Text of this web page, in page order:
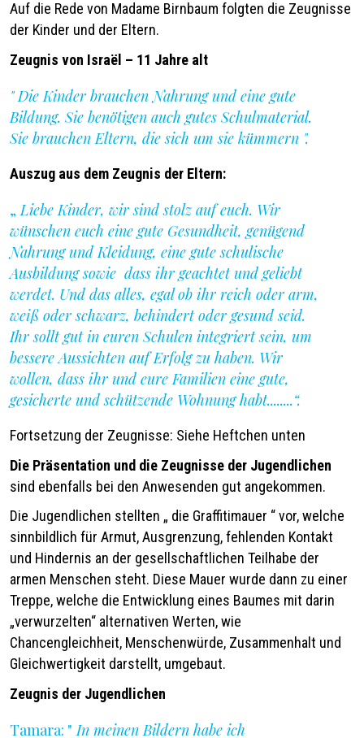
Auf die Rede von Madame Birnbaum folgten die Zeugnisse
der Kinder und der Eltern.
Zeugnis von Israël – 11 Jahre alt
" Die Kinder brauchen Nahrung und eine gute
Bildung. Sie benötigen auch gutes Schulmaterial.
Sie brauchen Eltern, die sich um sie kümmern ".
Auszug aus dem Zeugnis der Eltern:
„ Liebe Kinder, wir sind stolz auf euch. Wir
wünschen euch eine gute Gesundheit, genügend
Nahrung und Kleidung, eine gute schulische
Ausbildung sowie dass ihr geachtet und geliebt
werdet. Und das alles, egal ob ihr reich oder arm,
weiß oder schwarz, behindert oder gesund seid.
Ihr sollt gut in euren Schulen integriert sein, um
bessere Aussichten auf Erfolg zu haben. Wir
wollen, dass ihr und eure Familien eine gute,
gesicherte und schützende Wohnung habt........“.
Fortsetzung der Zeugnisse: Siehe Heftchen unten
Die Präsentation und die Zeugnisse der Jugendlichen
sind ebenfalls bei den Anwesenden gut angekommen.
Die Jugendlichen stellten „ die Graffitimauer “ vor, welche
sinnbildlich für Armut, Ausgrenzung, fehlenden Kontakt
und Hindernis an der gesellschaftlichen Teilhabe der
armen Menschen steht. Diese Mauer wurde dann zu einer
Treppe, welche die Entwicklung eines Baumes mit darin
„verwurzelten“ alternativen Werten, wie
Chancengleichheit, Menschenwürde, Zusammenhalt und
Gleichwertigkeit darstellt, umgebaut.
Zeugnis der Jugendlichen
Tamara: " In meinen Bildern habe ich